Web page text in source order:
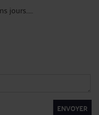
jours……
ENVOYER